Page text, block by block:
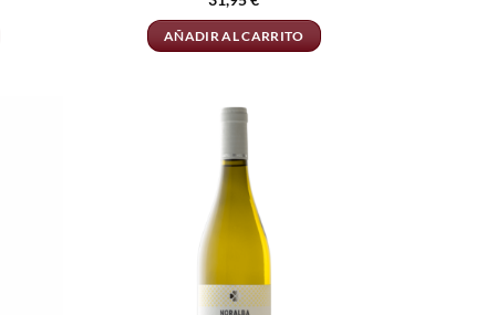
de 5 en
base a
AÑADIR AL CARRITO